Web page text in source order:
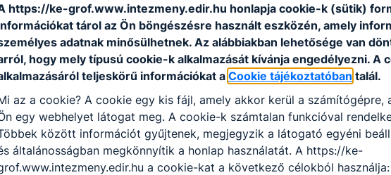
volt, 1882-ben valóságos belső
a Szent István Társulat elnökévé
a Pestvármegyei Hitelszövetkezetet.
alapított újpesti Kórház (Sándor ill.
szomszédságában az istvántelki
(Stephaneum). Mindkét
nyilvános jelleggel és
hozott létre.
1898-ban megalapította
https://ke-grof.www.intezmeny.edir.hu honlapja cookie-k (sütik)
tárol az Ön böngészésre használt eszközén, amely
adatnak minősülhetnek. Az alábbiakban lehetősége van
hogy mely típusú cookie-k alkalmazását kívánja engedélyezni. A
teljeskörű információkat aCookie tájékoztatóban talál.
az a cookie? A cookie egy kis fájl, amely akkor kerül a számítógépre,
egy webhelyet látogat meg. A cookie-k számtalan funkcióval
között információt gyűjtenek, megjegyzik a látogató egyéni
általánosságban megkönnyítik a honlap használatát. A https://ke-
a cookie-kat a következő célokból használja: